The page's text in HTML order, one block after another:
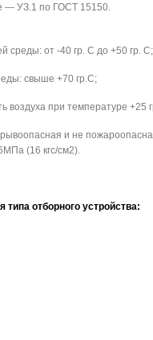
— УЗ.1 по ГОСТ 15150.
среды: от -40 гр. С до +50 гр. С;
свыше +70 гр.С;
воздуха при температуре +25
и не
(16 кгс/см2).
отборного устройства: